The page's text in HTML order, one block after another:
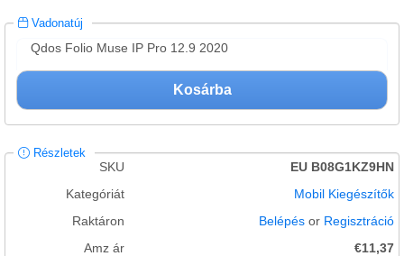
Vadonatúj
Qdos Folio Muse IP Pro 12.9 2020
Kosárba
Részletek
SKU
EU B08G1KZ9HN
Kategóriát
Mobil Kiegészítők
Raktáron
Belépés or Regisztráció
Amz ár
€11,37